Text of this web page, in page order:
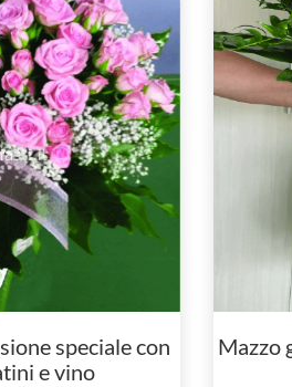
speciale con
e vino
Mazzo